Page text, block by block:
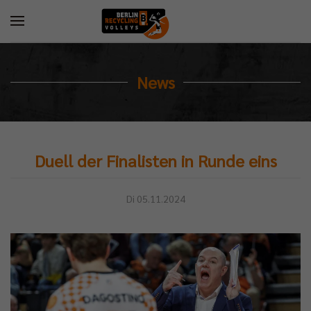
News
Duell der Finalisten in Runde eins
Di 05.11.2024